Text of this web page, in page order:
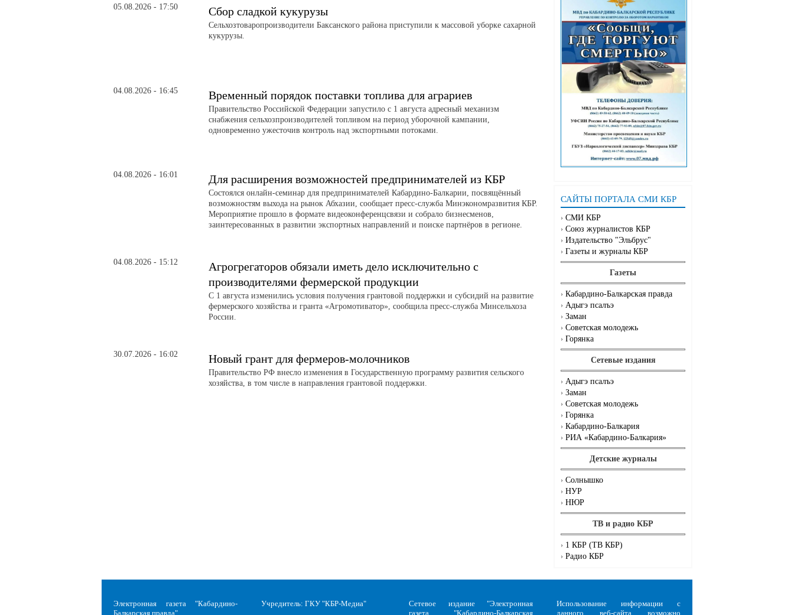
САЙТЫ ПОРТАЛА СМИ КБР
СМИ КБР
Союз журналистов КБР
Издательство "Эльбрус"
Газеты и журналы КБР
Газеты
Кабардино-Балкарская правда
Адыгэ псалъэ
Заман
Советская молодежь
Горянка
Сетевые издания
Адыгэ псалъэ
Заман
Советская молодежь
Горянка
Кабардино-Балкария
РИА «Кабардино-Балкария»
Детские журналы
Солнышко
НУР
НЮР
ТВ и радио КБР
1 КБР (ТВ КБР)
Радио КБР
05.08.2026 - 17:50 Сбор сладкой кукурузы
Сельхозтоваропроизводители Баксанского района приступили к массовой уборке сахарной
кукурузы.
04.08.2026 - 16:45 Временный порядок поставки топлива для аграриев
Правительство Российской Федерации запустило с 1 августа адресный механизм
снабжения сельхозпроизводителей топливом на период уборочной кампании,
одновременно ужесточив контроль над экспортными потоками.
04.08.2026 - 16:01 Для расширения возможностей предпринимателей из КБР
Состоялся онлайн-семинар для предпринимателей Кабардино-Балкарии, посвящённый
возможностям выхода на рынок Абхазии, сообщает пресс-служба Минэкономразвития КБР.
Мероприятие прошло в формате видеоконференцсвязи и собрало бизнесменов,
заинтересованных в развитии экспортных направлений и поиске партнёров в регионе.
04.08.2026 - 15:12
Агрогрегаторов обязали иметь дело исключительно с
производителями фермерской продукции
С 1 августа изменились условия получения грантовой поддержки и субсидий на развитие
фермерского хозяйства и гранта «Агромотиватор», сообщила пресс-служба Минсельхоза
России.
30.07.2026 - 16:02 Новый грант для фермеров-молочников
Правительство РФ внесло изменения в Государственную программу развития сельского
хозяйства, в том числе в направления грантовой поддержки.
Электронная газета "Кабардино-
Балкарская правда"
Учредитель: ГКУ "КБР-Медиа"
Сетевое издание "Электронная
газета "Кабардино-Балкарская
Использование информации с
данного веб-сайта возможно